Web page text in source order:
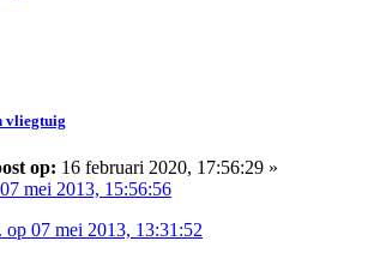
vliegtuig
op: 16 februari 2020, 17:56:29 »
mei 2013, 15:56:56
op 07 mei 2013, 13:31:52